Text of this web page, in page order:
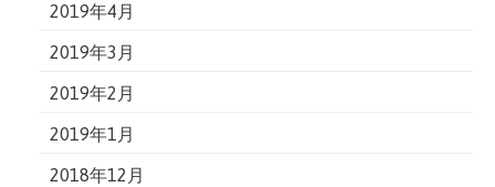
2019年4月
2019年3月
2019年2月
2019年1月
2018年12月